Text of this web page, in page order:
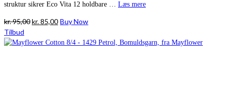
struktur sikrer Eco Vita 12 holdbare … Læs mere
kr.95,00Den
pris
kr.85,00Den
pris
Buy Now
Tilbud